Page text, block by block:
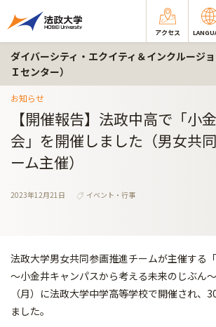
アクセス
ダイバーシティ・エクイティ＆インクルージ
Ｉセンター）
お知らせ
【開催報告】法政中高で「小
会」を開催しました（男女共
ーム主催）
2023年12月21日
イベント・行事
法政大学男女共同参画推進チームが主催する
～小金井キャンパスから考える未来のじぶん
（月）に法政大学中学高等学校で開催され、
ました。